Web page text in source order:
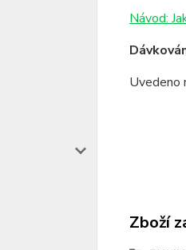
Návod:
Uvedeno
Zboží